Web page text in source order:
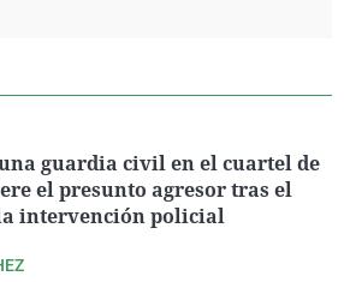
guardia civil en el cuartel de
el presunto agresor tras el
intervención policial